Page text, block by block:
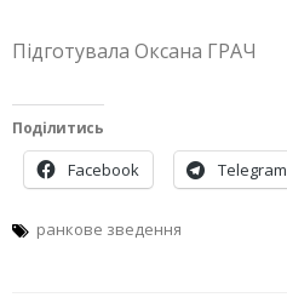
Підготувала Оксана ГРАЧ
Поділитись
Facebook Telegram
ранкове зведення